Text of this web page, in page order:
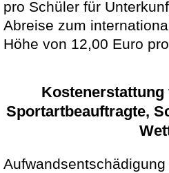
pro Schüler für
Abreise zum
Höhe von 12,00 Euro
Sportartbeauftragte,